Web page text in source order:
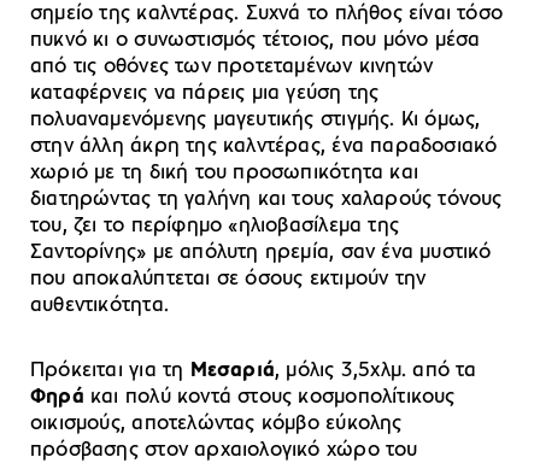
σημείο της καλντέρας. Συχνά το πλήθος είναι τόσο
πυκνό κι ο συνωστισμός τέτοιος, που μόνο μέσα
από τις οθόνες των προτεταμένων κινητών
καταφέρνεις να πάρεις μια γεύση της
πολυαναμενόμενης μαγευτικής στιγμής. Κι όμως,
στην άλλη άκρη της καλντέρας, ένα παραδοσιακό
χωριό με τη δική του προσωπικότητα και
διατηρώντας τη γαλήνη και τους χαλαρούς τόνους
του, ζει το περίφημο «ηλιοβασίλεμα της
Σαντορίνης» με απόλυτη ηρεμία, σαν ένα μυστικό
που αποκαλύπτεται σε όσους εκτιμούν την
αυθεντικότητα.
Πρόκειται για τη Μεσαριά, μόλις 3,5χλμ. από τα
Φηρά και πολύ κοντά στους κοσμοπολίτικους
οικισμούς, αποτελώντας κόμβο εύκολης
πρόσβασης στον αρχαιολογικό χώρο του